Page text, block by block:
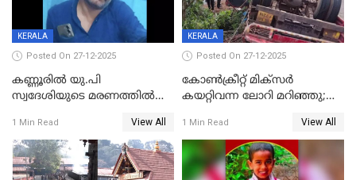
KERALA
Posted On 27-12-2025
കണ്ണൂരിൽ യു.പി
സ്വദേശിയുടെ മരണത്തിൽ
കേസ്; തർക്കമുണ്ടായത്
ഫേഷ്യലിന് 300 രൂപ
ആവശ്യപ്പെട്ടതിനെച്ചൊല്ലി
1 Min Read View All
KERALA
Posted On 27-12-2025
കോണ്‍ക്രീറ്റ് മിക്‌സര്‍
കയറ്റിവന്ന ലോറി മറിഞ്ഞു;
അപകടം കണ്ണൂരിൽ
1 Min Read View All